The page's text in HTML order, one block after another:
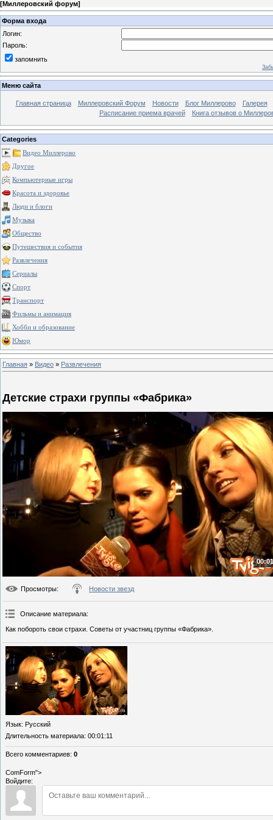
[Миллеровский форум]
Форма входа
Логин:
Пароль:
запомнить
Меню сайта
Главная страница Миллеровский Форум Новости Блог Миллерово
Галерея
Расписание приема врачей
Книга отзывов о
Categories
Видео Миллерово
Другое
Компьютерные игры
Красота и здоровье
Люди и блоги
Музыка
Общество
Путешествия и события
Развлечения
Сериалы
Спорт
Транспорт
Фильмы и анимация
Хобби и образование
Юмор
Главная » Видео » Развлечения
Детские страхи группы «Фабрика»
Просмотры: Новости звезд
Описание материала:
Как побороть свои страхи. Советы от участниц группы «Фабрика».
Язык: Русский
Длительность материала: 00:01:11
Всего комментариев: 0
ComForm">
Войдите: